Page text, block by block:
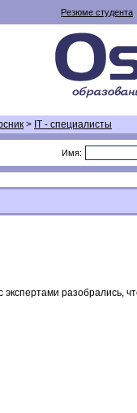
Резюме студента
> IT - специалисты
Имя:
разобрались,